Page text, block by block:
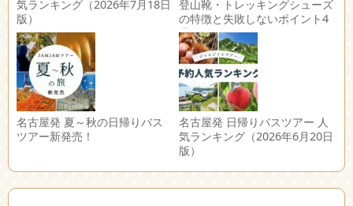
気ランキング（2026年7月18日
版）
登山靴・トレッキングシューズ
の特徴と失敗しないポイント4
選
名古屋発 夏～秋の日帰りバス
ツアー新発売！
名古屋発 日帰りバスツアー 人
気ランキング（2026年6月20日
版）